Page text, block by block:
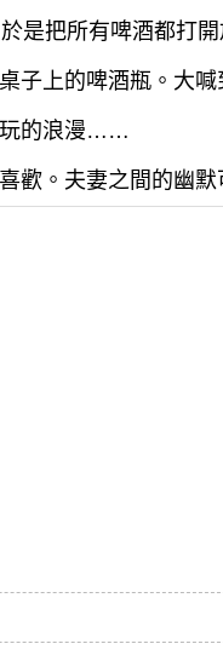
是把所有啤酒都打
子上的啤酒瓶。大
玩的浪漫……
歡。夫妻之間的幽